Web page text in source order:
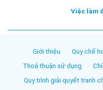
Việc làm
Giới thiệu Quy chế
Thoả thuận sử dụng
Quy trình giải quyết tranh